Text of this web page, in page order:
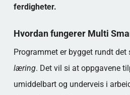
ferdigheter.
Hvordan fungerer Multi
Programmet er bygget rundt det
læring. Det vil si at oppgavene
umiddelbart og underveis i